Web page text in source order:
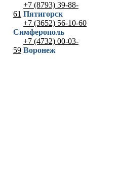
+7 (8793) 39-88-
61 Пятигорск
+7 (3652) 56-10-60
Симферополь
+7 (4732) 00-03-
59 Воронеж